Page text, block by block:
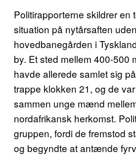
Politirapporterne skildrer en
situation på nytårsaften
hovedbanegården i
by. Et sted mellem 400-500
havde allerede samlet sig
trappe klokken 21, og de
sammen unge mænd
nordafrikansk herkomst.
gruppen, fordi de fremstod
og begyndte at antænde